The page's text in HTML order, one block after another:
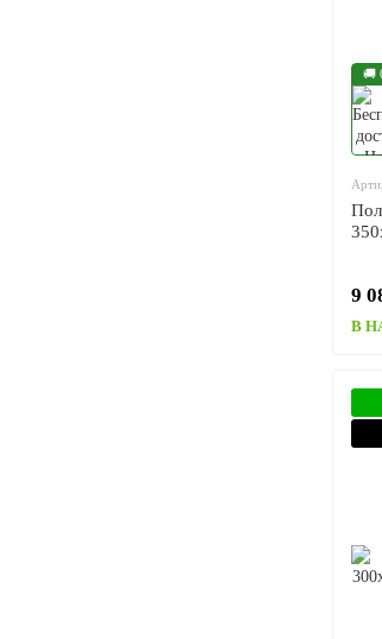
🚚
9
В